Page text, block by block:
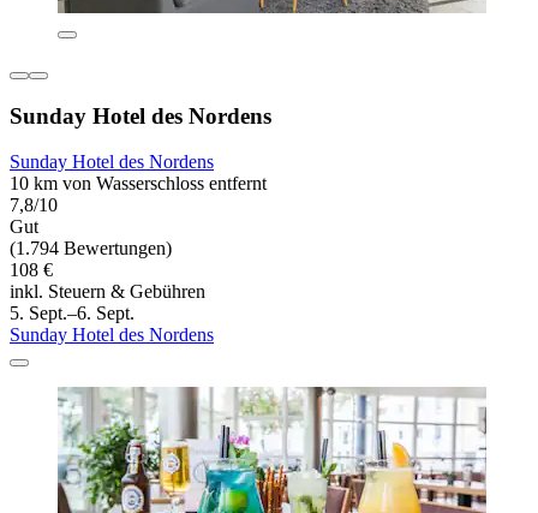
Sunday Hotel des Nordens
Sunday Hotel des Nordens
10 km von Wasserschloss entfernt
7,8/10
Gut
(1.794 Bewertungen)
108 €
inkl. Steuern & Gebühren
5. Sept.–6. Sept.
Sunday Hotel des Nordens